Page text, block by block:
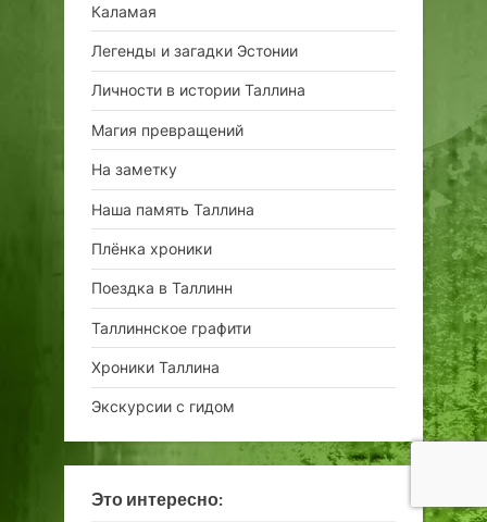
Каламая
Легенды и загадки Эстонии
Личности в истории Таллина
Магия превращений
На заметку
Наша память Таллина
Плёнка хроники
Поездка в Таллинн
Таллиннское графити
Хроники Таллина
Экскурсии с гидом
Это интересно: